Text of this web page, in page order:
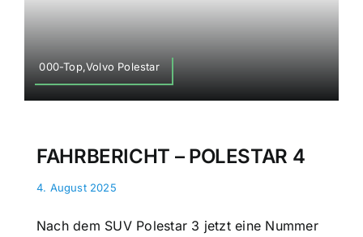
000-Top,Volvo Polestar
FAHRBERICHT – POLESTAR 4
4. August 2025
Nach dem SUV Polestar 3 jetzt eine Nummer